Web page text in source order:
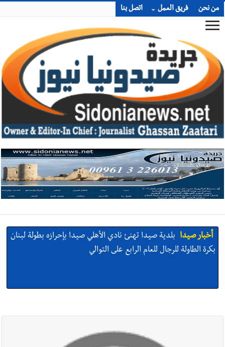
من نحن فريق العمل اتصل بنا
أخبار صيدا بلدية صيدا تهنئ نادي الأهلي صيدا بإحرازه بطولة لبنان
بكرة الطاولة للرجال للعام الرابع على التوالي